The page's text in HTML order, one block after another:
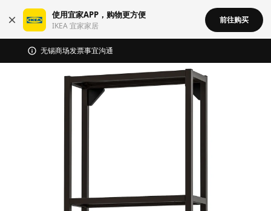
使用宜家APP，购物更方便
IKEA 宜家家居
前往购买
无锡商场发票事宜沟通